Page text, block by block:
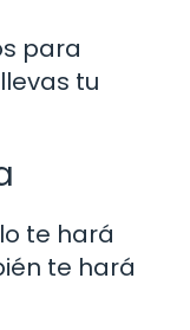
para
tu
te hará
te hará